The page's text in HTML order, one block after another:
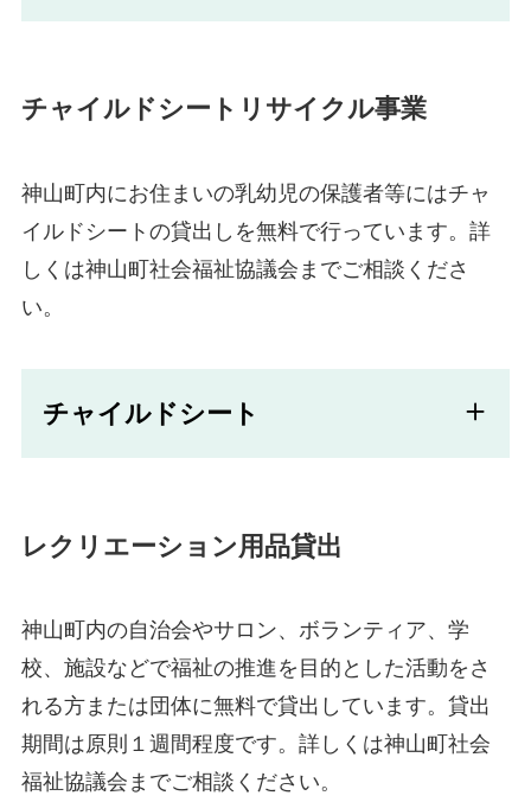
チャイルドシートリサイクル事業
神山町内にお住まいの乳幼児の保護者等にはチャ
イルドシートの貸出しを無料で行っています。詳
しくは神山町社会福祉協議会までご相談くださ
い。
チャイルドシート
レクリエーション用品貸出
神山町内の自治会やサロン、ボランティア、学
校、施設などで福祉の推進を目的とした活動をさ
れる方または団体に無料で貸出しています。貸出
期間は原則１週間程度です。詳しくは神山町社会
福祉協議会までご相談ください。